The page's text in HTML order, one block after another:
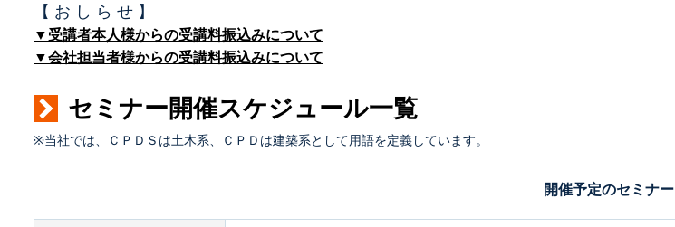
【 お し ら せ 】
▼受講者本人様からの受講料振込みについて
▼会社担当者様からの受講料振込みについて
セミナー開催スケジュール一覧
※当社では、ＣＰＤＳは土木系、ＣＰＤは建築系として用語を定義しています。
開催予定のセミナー